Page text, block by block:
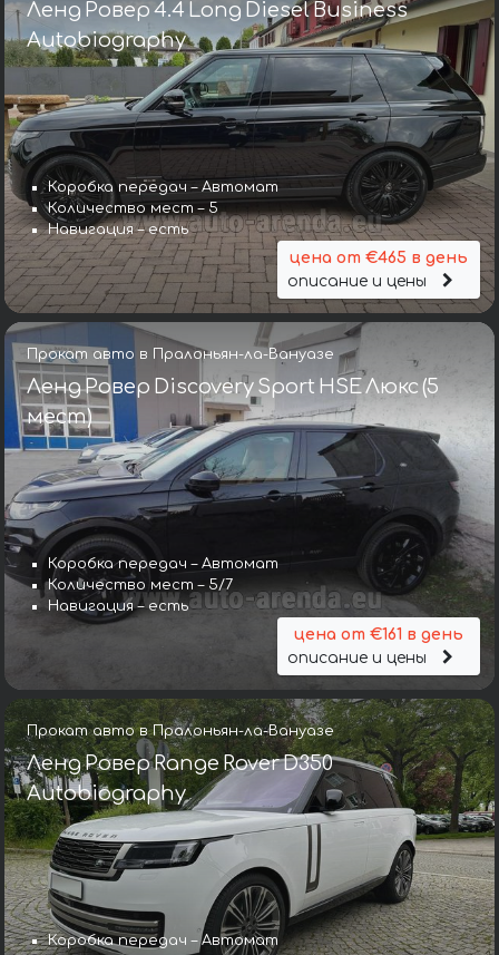
Ленд Ровер 4.4 Long Diesel Business
Autobiography
Коробка передач – Автомат
Количество мест – 5
Навигация – есть
цена от €465 в день
описание и цены
Прокат авто в Пралоньян-ла-Вануазе
Ленд Ровер Discovery Sport HSE Люкс (5
мест)
Коробка передач – Автомат
Количество мест – 5/7
Навигация – есть
цена от €161 в день
описание и цены
Прокат авто в Пралоньян-ла-Вануазе
Ленд Ровер Range Rover D350
Autobiography
Коробка передач – Автомат